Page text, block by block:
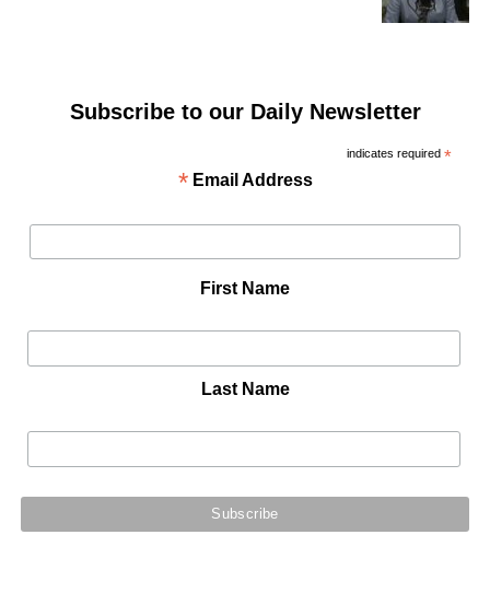
Subscribe to our Daily Newsletter
*
Email Address
*
First Name
Last Name